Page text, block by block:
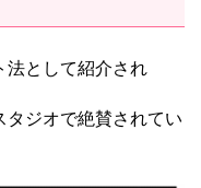
法として紹介され
タジオで絶賛されてい